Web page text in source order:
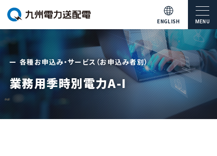
ENGLISH MENU
各種お申込み・サービス（お申込み者別）
業務用季時別電力A-I